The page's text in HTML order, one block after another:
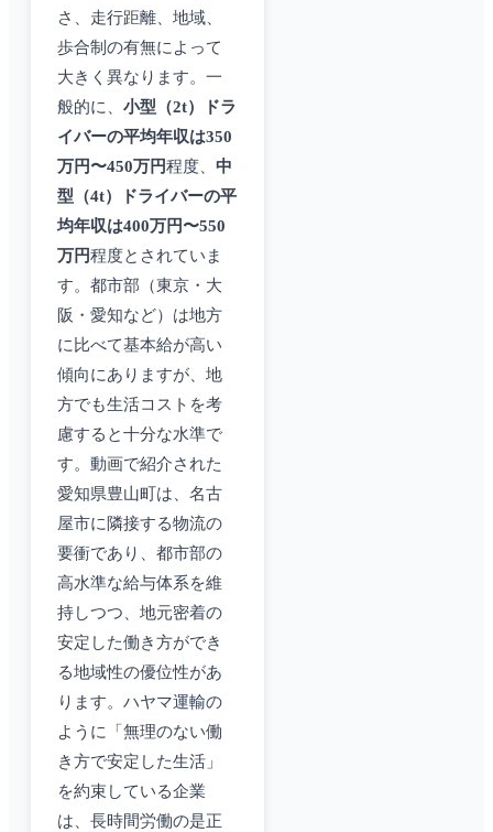
さ、走行距離、地域、
歩合制の有無によって
大きく異なります。一
般的に、 小型（2t）ドラ
イバーの平均年収は350
万円〜450万円程度、 中
型（4t）ドライバーの平
均年収は400万円〜550
万円程度とされていま
す。都市部（東京・大
阪・愛知など）は地方
に比べて基本給が高い
傾向にありますが、地
方でも生活コストを考
慮すると十分な水準で
す。動画で紹介された
愛知県豊山町は、名古
屋市に隣接する物流の
要衝であり、都市部の
高水準な給与体系を維
持しつつ、地元密着の
安定した働き方ができ
る地域性の優位性があ
ります。ハヤマ運輸の
ように「無理のない働
き方で安定した生活」
を約束している企業
は、長時間労働の是正